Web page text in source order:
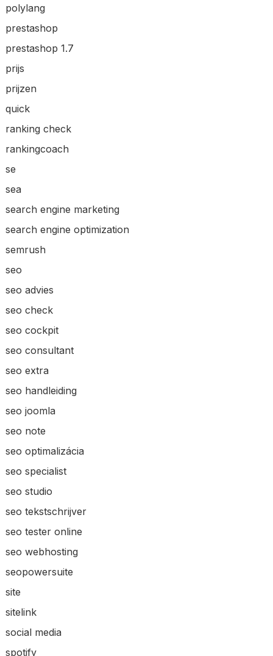
polylang
prestashop
prestashop 1.7
prijs
prijzen
quick
ranking check
rankingcoach
se
sea
search engine marketing
search engine optimization
semrush
seo
seo advies
seo check
seo cockpit
seo consultant
seo extra
seo handleiding
seo joomla
seo note
seo optimalizácia
seo specialist
seo studio
seo tekstschrijver
seo tester online
seo webhosting
seopowersuite
site
sitelink
social media
spotify